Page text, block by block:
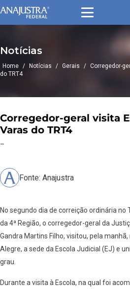
Notícias
Home / Notícias / Gerais / Corregedor-
do TRT4
Corregedor-geral visita
Varas do TRT4
–
Fonte: Anajustra
No segundo dia de correição ordinária no
da 4ª Região, o corregedor-geral da
Gandra Martins Filho, visitou, pela
Alegre, a sede da Escola Judicial (EJ) e
grau.
Durante a visita à Escola, na qual foi